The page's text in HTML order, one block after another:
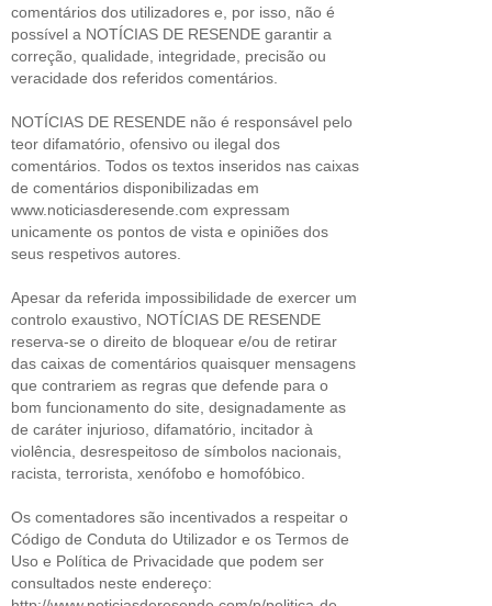
comentários dos utilizadores e, por isso, não é
possível a NOTÍCIAS DE RESENDE garantir a
correção, qualidade, integridade, precisão ou
veracidade dos referidos comentários.
NOTÍCIAS DE RESENDE não é responsável pelo
teor difamatório, ofensivo ou ilegal dos
comentários. Todos os textos inseridos nas caixas
de comentários disponibilizadas em
www.noticiasderesende.com expressam
unicamente os pontos de vista e opiniões dos
seus respetivos autores.
Apesar da referida impossibilidade de exercer um
controlo exaustivo, NOTÍCIAS DE RESENDE
reserva-se o direito de bloquear e/ou de retirar
das caixas de comentários quaisquer mensagens
que contrariem as regras que defende para o
bom funcionamento do site, designadamente as
de caráter injurioso, difamatório, incitador à
violência, desrespeitoso de símbolos nacionais,
racista, terrorista, xenófobo e homofóbico.
Os comentadores são incentivados a respeitar o
Código de Conduta do Utilizador e os Termos de
Uso e Política de Privacidade que podem ser
consultados neste endereço: